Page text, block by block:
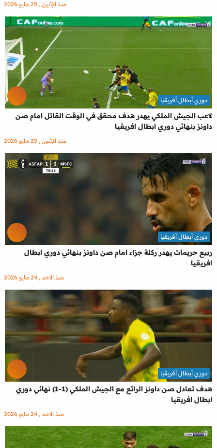
منذ الإثنين , 25 مايو 2026
لاعب الجيش الملكي يهدر هدف محقق في الوقت القاتل امام صن
داونز بنهائي دوري ابطال افريقيا
دوري أبطال أفريقيا
منذ الإثنين , 25 مايو 2026
ربيع حريمات يهدر ركلة جزاء امام صن داونز بنهائي دوري ابطال
افريقيا
دوري أبطال أفريقيا
منذ الاحد , 24 مايو 2026
هدف تعادل صن داونز الرائع مع الجيش الملكي (1-1) نهائي دوري
ابطال افريقيا
دوري أبطال أفريقيا
منذ الاحد , 24 مايو 2026